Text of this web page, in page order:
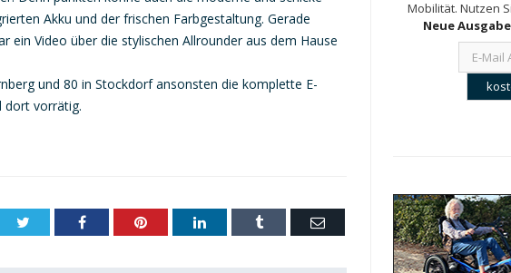
Akku und der frischen Farbgestaltung. Gerade
ein Video über die stylischen Allrounder aus dem Hause
und 80 in Stockdorf ansonsten die komplette E-
dort vorrätig.
Twitter Facebook Pinterest LinkedIn Tumblr Email
Mobilität. Nutzen
Neue